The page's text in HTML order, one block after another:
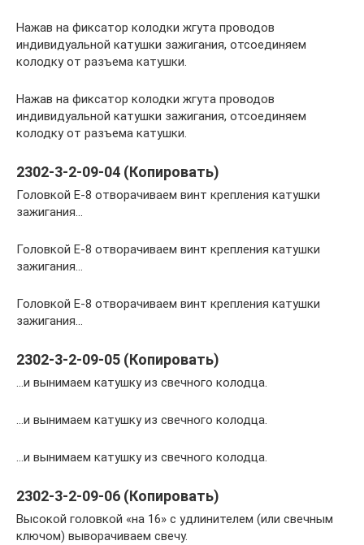
Нажав на фиксатор колодки жгута проводов
индивидуальной катушки зажигания, отсоединяем
колодку от разъема катушки.
Нажав на фиксатор колодки жгута проводов
индивидуальной катушки зажигания, отсоединяем
колодку от разъема катушки.
2302-3-2-09-04 (Копировать)
Головкой Е-8 отворачиваем винт крепления катушки
зажигания…
Головкой Е-8 отворачиваем винт крепления катушки
зажигания…
Головкой Е-8 отворачиваем винт крепления катушки
зажигания…
2302-3-2-09-05 (Копировать)
…и вынимаем катушку из свечного колодца.
…и вынимаем катушку из свечного колодца.
…и вынимаем катушку из свечного колодца.
2302-3-2-09-06 (Копировать)
Высокой головкой «на 16» с удлинителем (или свечным
ключом) выворачиваем свечу.